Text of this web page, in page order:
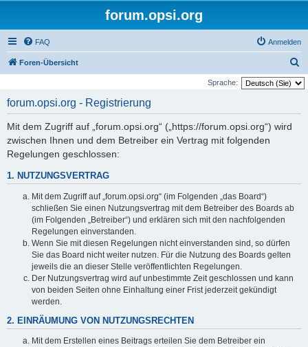
forum.opsi.org
FAQ Anmelden
Foren-Übersicht
u
Sprache:
forum.opsi.org - Registrierung
Mit dem Zugriff auf „forum.opsi.org“ („https://forum.opsi.org“) wird
zwischen Ihnen und dem Betreiber ein Vertrag mit folgenden
Regelungen geschlossen:
1. NUTZUNGSVERTRAG
Mit dem Zugriff auf „forum.opsi.org“ (im Folgenden „das Board“)
schließen Sie einen Nutzungsvertrag mit dem Betreiber des Boards ab
(im Folgenden „Betreiber“) und erklären sich mit den nachfolgenden
Regelungen einverstanden.
Wenn Sie mit diesen Regelungen nicht einverstanden sind, so dürfen
Sie das Board nicht weiter nutzen. Für die Nutzung des Boards gelten
jeweils die an dieser Stelle veröffentlichten Regelungen.
Der Nutzungsvertrag wird auf unbestimmte Zeit geschlossen und kann
von beiden Seiten ohne Einhaltung einer Frist jederzeit gekündigt
werden.
2. EINRÄUMUNG VON NUTZUNGSRECHTEN
Mit dem Erstellen eines Beitrags erteilen Sie dem Betreiber ein